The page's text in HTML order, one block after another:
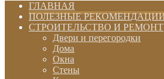
ГЛАВНАЯ
ПОЛЕЗНЫЕ
СТРОИТЕЛЬСТВО И РЕМОНТ
Двери и перегородки
Дома
Окна
Стены